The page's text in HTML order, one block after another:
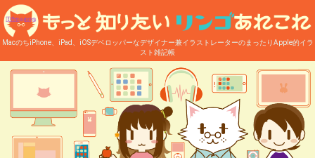
MacのちiPhone、iPad、iOSデベロッパーなデザイナー兼イラストレーターのまったりApple的イラ
スト雑記帳